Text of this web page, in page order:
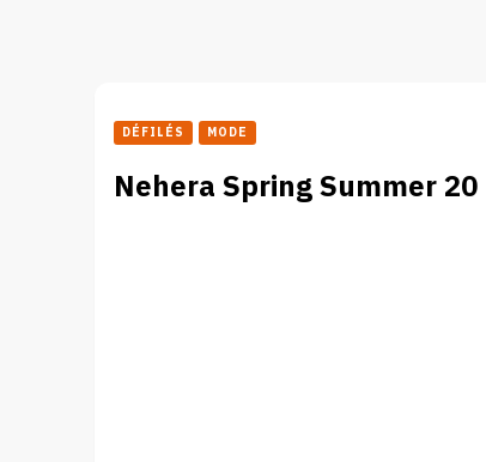
DÉFILÉS MODE
Nehera Spring Summer 20